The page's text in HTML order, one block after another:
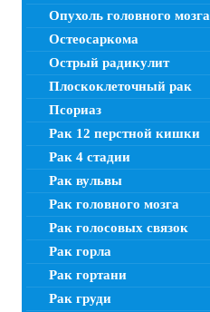
Опухоль головного мозга
Остеосаркома
Острый радикулит
Плоскоклеточный рак
Псориаз
Рак 12 перстной кишки
Рак 4 стадии
Рак вульвы
Рак головного мозга
Рак голосовых связок
Рак горла
Рак гортани
Рак груди